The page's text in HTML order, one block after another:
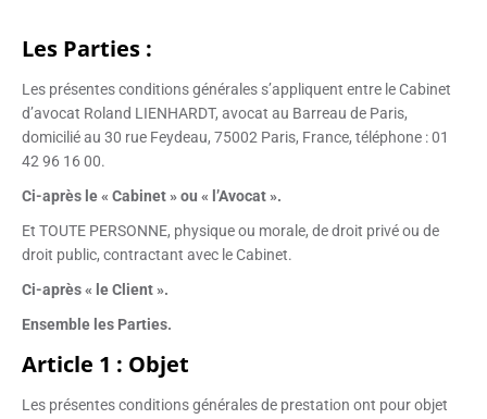
Les Parties :
Les présentes conditions générales s’appliquent entre le Cabinet
d’avocat Roland LIENHARDT, avocat au Barreau de Paris,
domicilié au 30 rue Feydeau, 75002 Paris, France, téléphone : 01
42 96 16 00.
Ci-après le « Cabinet » ou « l’Avocat ».
Et TOUTE PERSONNE, physique ou morale, de droit privé ou de
droit public, contractant avec le Cabinet.
Ci-après « le Client ».
Ensemble les Parties.
Article 1 : Objet
Les présentes conditions générales de prestation ont pour objet